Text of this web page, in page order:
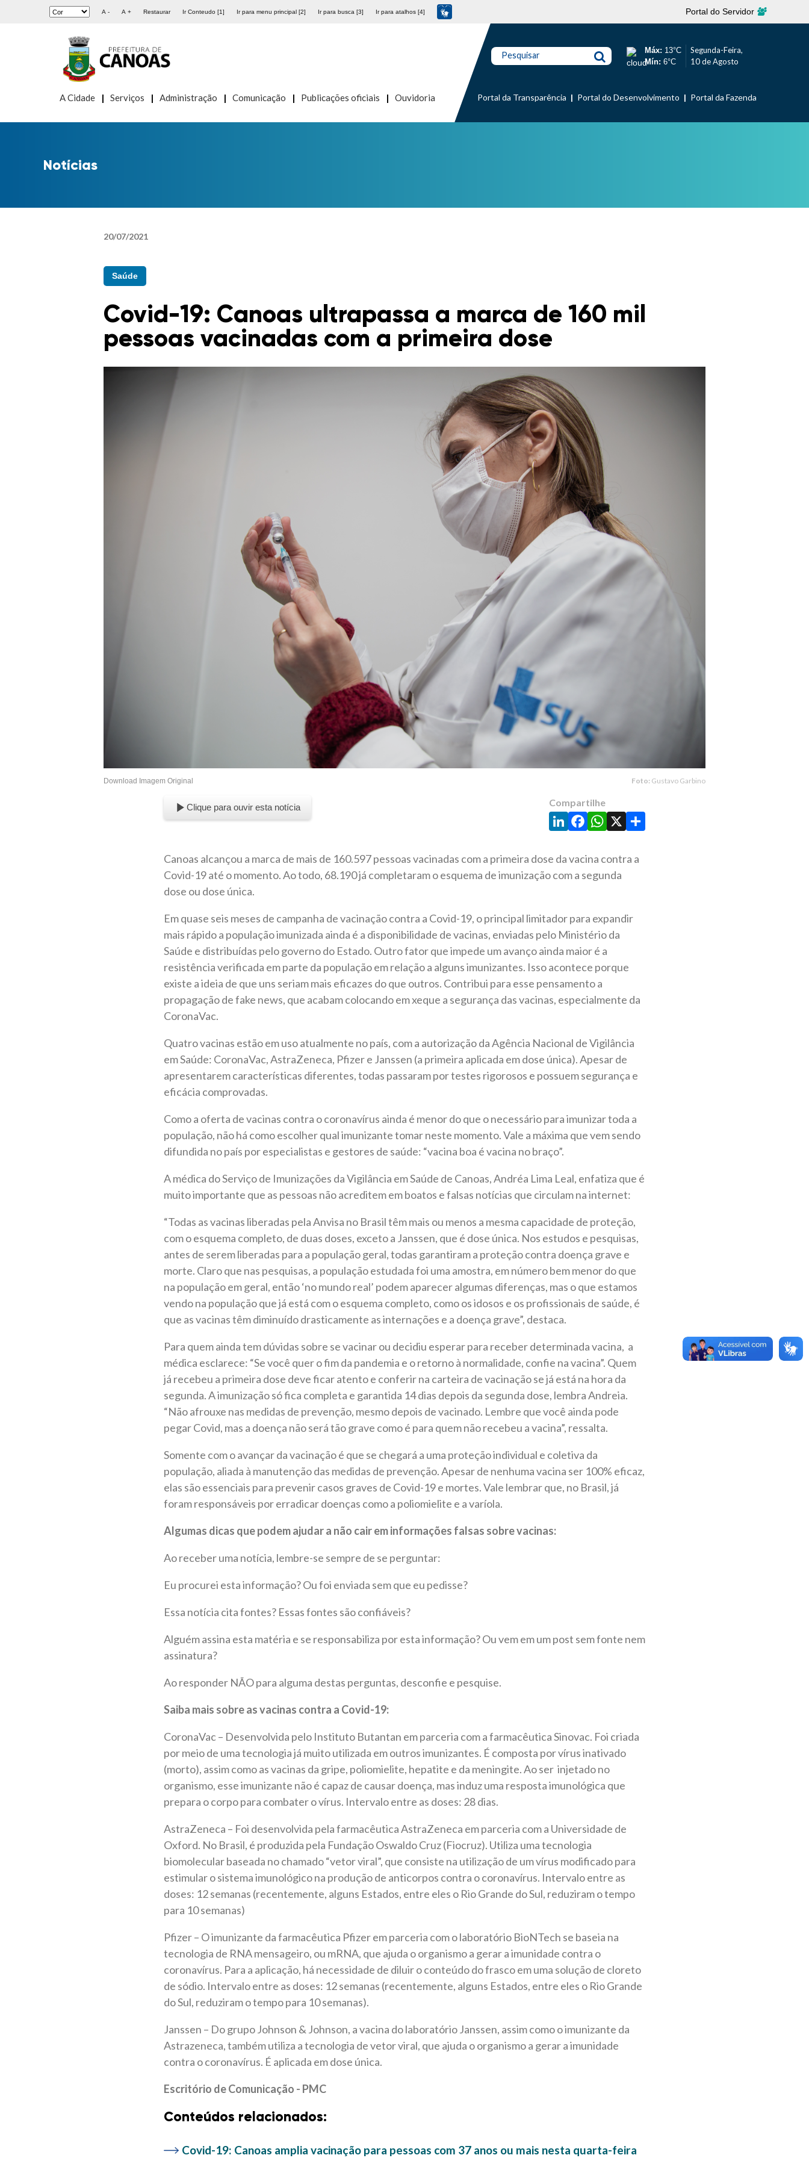
A - A + Restaurar Ir Conteudo [1] Ir para menu principal [2] Ir para busca [3] Ir para atalhos [4] Portal do Servidor
A Cidade Serviços Administração Comunicação Publicações oficiais Ouvidoria
Pesquisar Máx: 13°C
Mín: 6°C
Segunda-Feira,
10 de Agosto
Portal da Transparência Portal do Desenvolvimento Portal da Fazenda
Notícias
20/07/2021
Saúde
Covid-19: Canoas ultrapassa a marca de 160 mil
pessoas vacinadas com a primeira dose
Download Imagem Original Foto: Gustavo Garbino
Clique para ouvir esta notícia Compartilhe
LinkedIn
Facebook
WhatsApp
X Share
Canoas alcançou a marca de mais de 160.597 pessoas vacinadas com a primeira dose da vacina contra a
Covid-19 até o momento. Ao todo, 68.190 já completaram o esquema de imunização com a segunda
dose ou dose única.
Em quase seis meses de campanha de vacinação contra a Covid-19, o principal limitador para expandir
mais rápido a população imunizada ainda é a disponibilidade de vacinas, enviadas pelo Ministério da
Saúde e distribuídas pelo governo do Estado. Outro fator que impede um avanço ainda maior é a
resistência verificada em parte da população em relação a alguns imunizantes. Isso acontece porque
existe a ideia de que uns seriam mais eficazes do que outros. Contribui para esse pensamento a
propagação de fake news, que acabam colocando em xeque a segurança das vacinas, especialmente da
CoronaVac.
Quatro vacinas estão em uso atualmente no país, com a autorização da Agência Nacional de Vigilância
em Saúde: CoronaVac, AstraZeneca, Pfizer e Janssen (a primeira aplicada em dose única). Apesar de
apresentarem características diferentes, todas passaram por testes rigorosos e possuem segurança e
eficácia comprovadas.
Como a oferta de vacinas contra o coronavírus ainda é menor do que o necessário para imunizar toda a
população, não há como escolher qual imunizante tomar neste momento. Vale a máxima que vem sendo
difundida no país por especialistas e gestores de saúde: “vacina boa é vacina no braço”.
A médica do Serviço de Imunizações da Vigilância em Saúde de Canoas, Andréa Lima Leal, enfatiza que é
muito importante que as pessoas não acreditem em boatos e falsas notícias que circulam na internet:
“Todas as vacinas liberadas pela Anvisa no Brasil têm mais ou menos a mesma capacidade de proteção,
com o esquema completo, de duas doses, exceto a Janssen, que é dose única. Nos estudos e pesquisas,
antes de serem liberadas para a população geral, todas garantiram a proteção contra doença grave e
morte. Claro que nas pesquisas, a população estudada foi uma amostra, em número bem menor do que
na população em geral, então ‘no mundo real’ podem aparecer algumas diferenças, mas o que estamos
vendo na população que já está com o esquema completo, como os idosos e os profissionais de saúde, é
que as vacinas têm diminuído drasticamente as internações e a doença grave”, destaca.
Para quem ainda tem dúvidas sobre se vacinar ou decidiu esperar para receber determinada vacina, a
médica esclarece: “Se você quer o fim da pandemia e o retorno à normalidade, confie na vacina”. Quem
já recebeu a primeira dose deve ficar atento e conferir na carteira de vacinação se já está na hora da
segunda. A imunização só fica completa e garantida 14 dias depois da segunda dose, lembra Andreia.
“Não afrouxe nas medidas de prevenção, mesmo depois de vacinado. Lembre que você ainda pode
pegar Covid, mas a doença não será tão grave como é para quem não recebeu a vacina”, ressalta.
Somente com o avançar da vacinação é que se chegará a uma proteção individual e coletiva da
população, aliada à manutenção das medidas de prevenção. Apesar de nenhuma vacina ser 100% eficaz,
elas são essenciais para prevenir casos graves de Covid-19 e mortes. Vale lembrar que, no Brasil, já
foram responsáveis por erradicar doenças como a poliomielite e a varíola.
Algumas dicas que podem ajudar a não cair em informações falsas sobre vacinas:
Ao receber uma notícia, lembre-se sempre de se perguntar:
Eu procurei esta informação? Ou foi enviada sem que eu pedisse?
Essa notícia cita fontes? Essas fontes são confiáveis?
Alguém assina esta matéria e se responsabiliza por esta informação? Ou vem em um post sem fonte nem
assinatura?
Ao responder NÃO para alguma destas perguntas, desconfie e pesquise.
Saiba mais sobre as vacinas contra a Covid-19:
CoronaVac – Desenvolvida pelo Instituto Butantan em parceria com a farmacêutica Sinovac. Foi criada
por meio de uma tecnologia já muito utilizada em outros imunizantes. É composta por vírus inativado
(morto), assim como as vacinas da gripe, poliomielite, hepatite e da meningite. Ao ser injetado no
organismo, esse imunizante não é capaz de causar doença, mas induz uma resposta imunológica que
prepara o corpo para combater o vírus. Intervalo entre as doses: 28 dias.
AstraZeneca – Foi desenvolvida pela farmacêutica AstraZeneca em parceria com a Universidade de
Oxford. No Brasil, é produzida pela Fundação Oswaldo Cruz (Fiocruz). Utiliza uma tecnologia
biomolecular baseada no chamado “vetor viral”, que consiste na utilização de um vírus modificado para
estimular o sistema imunológico na produção de anticorpos contra o coronavírus. Intervalo entre as
doses: 12 semanas (recentemente, alguns Estados, entre eles o Rio Grande do Sul, reduziram o tempo
para 10 semanas)
Pfizer – O imunizante da farmacêutica Pfizer em parceria com o laboratório BioNTech se baseia na
tecnologia de RNA mensageiro, ou mRNA, que ajuda o organismo a gerar a imunidade contra o
coronavírus. Para a aplicação, há necessidade de diluir o conteúdo do frasco em uma solução de cloreto
de sódio. Intervalo entre as doses: 12 semanas (recentemente, alguns Estados, entre eles o Rio Grande
do Sul, reduziram o tempo para 10 semanas).
Janssen – Do grupo Johnson & Johnson, a vacina do laboratório Janssen, assim como o imunizante da
Astrazeneca, também utiliza a tecnologia de vetor viral, que ajuda o organismo a gerar a imunidade
contra o coronavírus. É aplicada em dose única.
Escritório de Comunicação - PMC
Conteúdos relacionados:
Covid-19: Canoas amplia vacinação para pessoas com 37 anos ou mais nesta quarta-feira